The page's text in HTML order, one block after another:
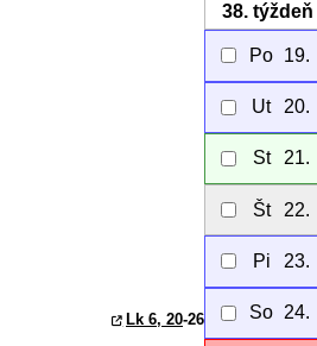
Lk 6, 20-26
38.týždeň
Po 19.
Ut 20.
St 21.
Št 22.
Pi 23.
So 24.